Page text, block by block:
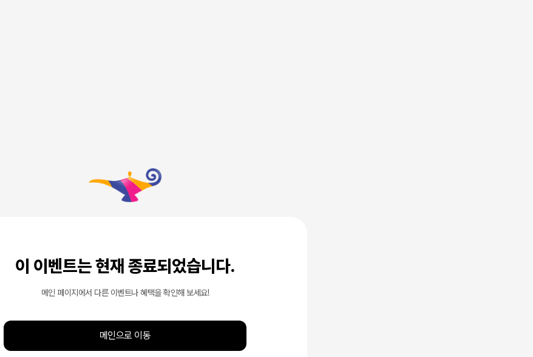
이 이벤트는 현재 종료되었습니다.
메인 페이지에서 다른 이벤트나 혜택을 확인해 보세요!
메인으로 이동